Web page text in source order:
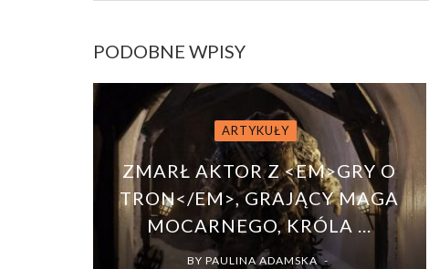
PODOBNE WPISY
ARTYKUŁY
ZMARŁ AKTOR Z <EM>GRY O
TRON</EM>, GRAJĄCY MAGA
MOCARNEGO, KRÓLA ...
BY PAULINA ADAMSKA